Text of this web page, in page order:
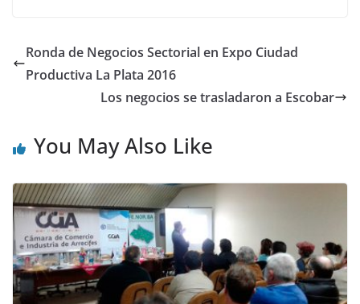
Ronda de Negocios Sectorial en Expo Ciudad
Productiva La Plata 2016
Los negocios se trasladaron a Escobar
You May Also Like